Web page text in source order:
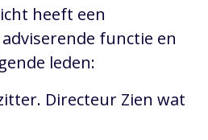
heeft een
functie en
leden:
Directeur Zien wat